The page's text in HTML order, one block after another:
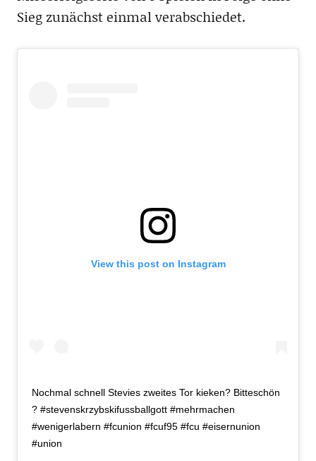
Sieg zunächst einmal verabschiedet.
View this post on Instagram
Nochmal schnell Stevies zweites Tor kieken? Bitteschön
? #stevenskrzybskifussballgott #mehrmachen
#wenigerlabern #fcunion #fcuf95 #fcu #eisernunion
#union